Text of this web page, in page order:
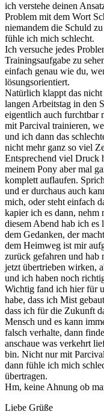
ich verstehe deinen
Problem mit dem Wort
niemandem die Schuld
fühle ich mich schlecht.
Ich versuche jedes
Trainingsaufgabe zu
einfach genau wie du,
lösungsorientiert.
Natürlich klappt das
langen Arbeitstag in den
eigentlich auch furchtbar
mit Parcival trainieren,
und ich dann das
nicht mehr ganz so viel
Entsprechend viel Druck
meinem Pony aber mal
komplett auflaufen.
und er durchaus auch
mich, oder steht einfach
kapier ich es dann,
diesem Abend hab ich
dem Gedanken, der
dem Heimweg ist mir
zurück gefahren und hab
jetzt übertrieben wirken,
und ich haben noch
Wichtig fand ich hier für
habe, dass ich Mist
dass ich für die Zukunft
Mensch und es kann
falsch verhalte, dann
anschaue was verkehrt
bin. Nicht nur mit
dann fühle ich mich
übertragen.
Hm, keine Ahnung ob
Liebe Grüße